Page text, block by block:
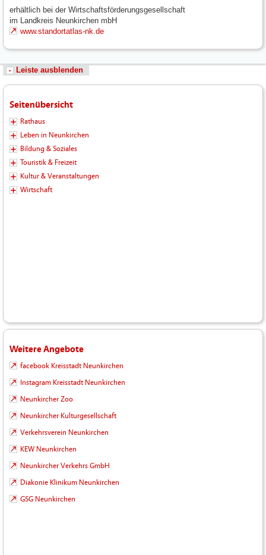
erhältlich bei der Wirtschaftsförderungsgesellschaft
im Landkreis Neunkirchen mbH
www.standortatlas-nk.de
Leiste ausblenden
Seitenübersicht
Rathaus
Leben in Neunkirchen
Bildung & Soziales
Touristik & Freizeit
Kultur & Veranstaltungen
Wirtschaft
Weitere Angebote
facebook Kreisstadt Neunkirchen
Instagram Kreisstadt Neunkirchen
Neunkircher Zoo
Neunkircher Kulturgesellschaft
Verkehrsverein Neunkirchen
KEW Neunkirchen
Neunkircher Verkehrs GmbH
Diakonie Klinikum Neunkirchen
GSG Neunkirchen